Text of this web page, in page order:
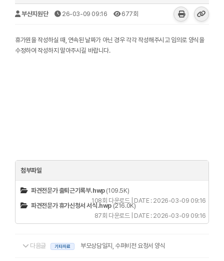
부산지원단 26-03-09 09:16 677회
휴가원을 작성하실 때, 연속된 날짜가 아닌 경우 각각 작성해주시고 임의로 양식을
수정하여 작성하지 말아주시길 바랍니다.
첨부파일
파견전문가 출퇴근기록부.hwp(109.5K)
108회 다운로드 | DATE : 2026-03-09 09:16
파견전문가 휴가신청서 서식.hwp(216.0K)
87회 다운로드 | DATE : 2026-03-09 09:16
다음글 기타자료 부모상담일지, 수퍼비전 요청서 양식